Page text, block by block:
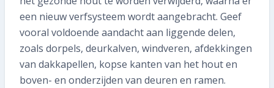
een nieuw verfsysteem wordt aangebracht. Geef
vooral voldoende aandacht aan liggende delen,
zoals dorpels, deurkalven, windveren, afdekkingen
van dakkapellen, kopse kanten van het hout en
boven- en onderzijden van deuren en ramen.